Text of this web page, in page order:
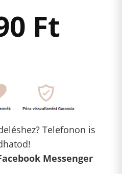
Ft
Telefonon is
Messenger